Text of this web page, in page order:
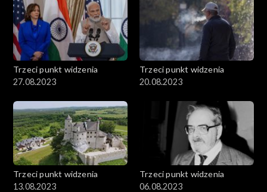
Trzeci punkt widzenia
27.08.2023
Trzeci punkt widzenia
20.08.2023
Trzeci punkt widzenia
13.08.2023
Trzeci punkt widzenia
06.08.2023